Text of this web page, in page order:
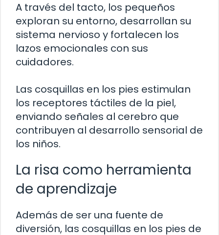
A través del tacto, los pequeños
exploran su entorno, desarrollan su
sistema nervioso y fortalecen los
lazos emocionales con sus
cuidadores.
Las cosquillas en los pies estimulan
los receptores táctiles de la piel,
enviando señales al cerebro que
contribuyen al desarrollo sensorial de
los niños.
La risa como herramienta
de aprendizaje
Además de ser una fuente de
diversión, las cosquillas en los pies de